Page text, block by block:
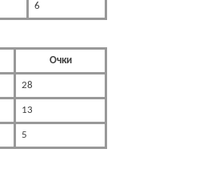
6
Очки
28
13
5